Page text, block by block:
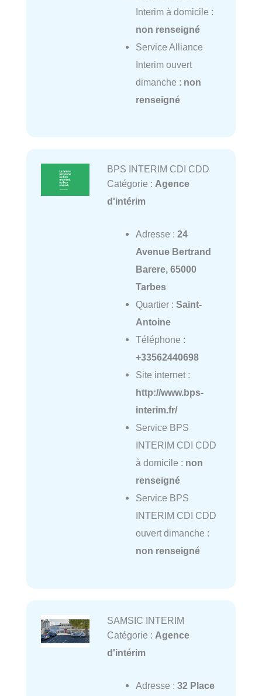
Interim à domicile :
non renseigné
Service Alliance
Interim ouvert
dimanche : non
renseigné
BPS INTERIM CDI CDD
Catégorie : Agence
d'intérim
Adresse : 24
Avenue Bertrand
Barere, 65000
Tarbes
Quartier : Saint-
Antoine
Téléphone :
+33562440698
Site internet :
http://www.bps-
interim.fr/
Service BPS
INTERIM CDI CDD
à domicile : non
renseigné
Service BPS
INTERIM CDI CDD
ouvert dimanche :
non renseigné
SAMSIC INTERIM
Catégorie : Agence
d'intérim
Adresse : 32 Place